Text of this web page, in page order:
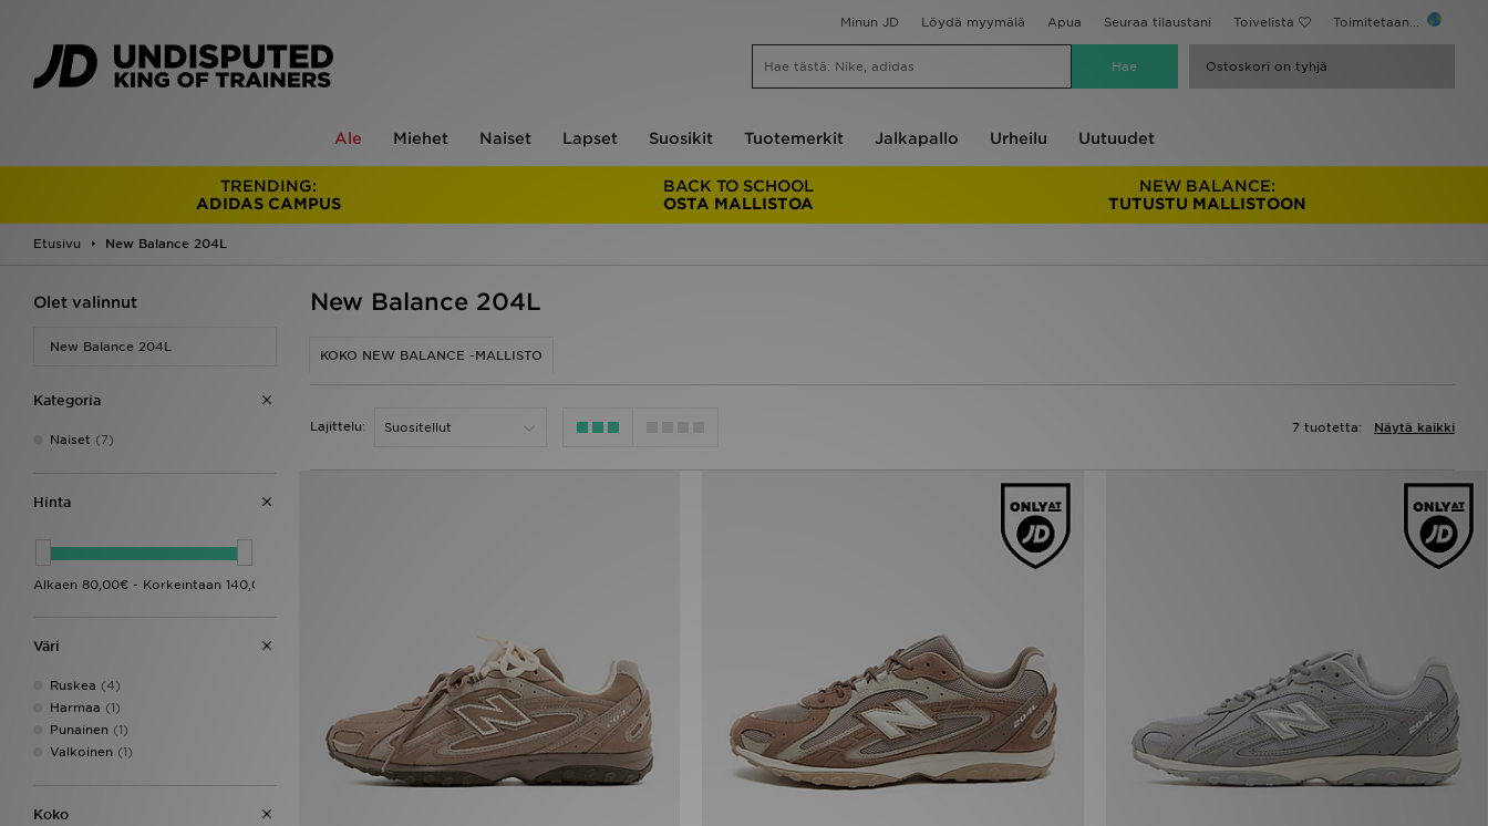
Minun JD Löydä myymälä Apua Seuraa tilaustani Toivelista Toimitetaan...
Ostoskori on tyhjä
Ale Miehet Naiset Lapset Suosikit Tuotemerkit Jalkapallo Urheilu Uutuudet
TRENDING:
ADIDAS CAMPUS
BACK TO SCHOOL
OSTA MALLISTOA
NEW BALANCE:
TUTUSTU MALLISTOON
Etusivu New Balance 204L
Olet valinnut
New Balance 204L
Kategoria
Naiset (7)
Hinta
Väri
Ruskea (4)
Harmaa (1)
Punainen (1)
Valkoinen (1)
Koko
New Balance 204L
KOKO NEW BALANCE -MALLISTO
Lajittelu: Näytä kaikki
7 tuotetta: